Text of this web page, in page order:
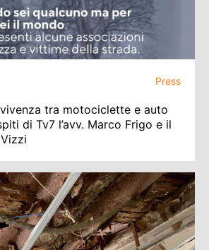
Press
tra motociclette e auto
di Tv7 l’avv. Marco Frigo e il